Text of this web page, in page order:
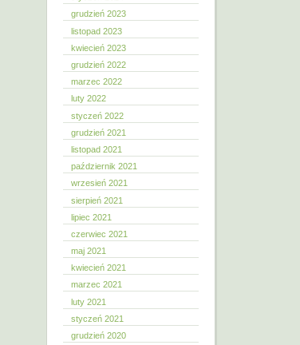
grudzień 2023
listopad 2023
kwiecień 2023
grudzień 2022
marzec 2022
luty 2022
styczeń 2022
grudzień 2021
listopad 2021
październik 2021
wrzesień 2021
sierpień 2021
lipiec 2021
czerwiec 2021
maj 2021
kwiecień 2021
marzec 2021
luty 2021
styczeń 2021
grudzień 2020